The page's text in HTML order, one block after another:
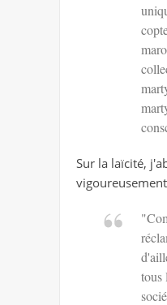
Sur la laïcité,
tous